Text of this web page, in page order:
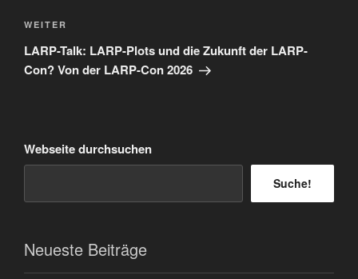
Nächster
Beitrag
WEITER
LARP-Talk: LARP-Plots und die Zukunft der LARP-
Con? Von der LARP-Con 2026
Webseite durchsuchen
Suche!
Neueste Beiträge